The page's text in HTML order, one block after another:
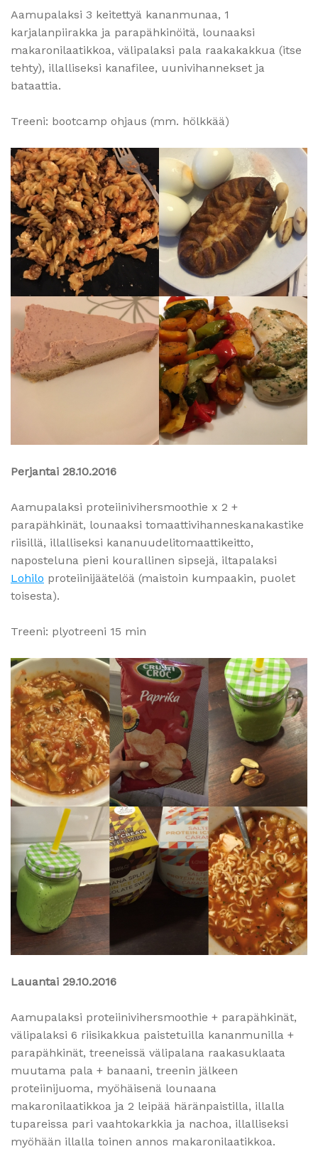
Aamupalaksi 3 keitettyä kananmunaa, 1
karjalanpiirakka ja parapähkinöitä, lounaaksi
makaronilaatikkoa, välipalaksi pala raakakakkua (itse
tehty), illalliseksi kanafilee, uunivihannekset ja
bataattia.
Treeni: bootcamp ohjaus (mm. hölkkää)
Perjantai 28.10.2016
Aamupalaksi proteiinivihersmoothie x 2 +
parapähkinät, lounaaksi tomaattivihanneskanakastike
riisillä, illalliseksi kananuudelitomaattikeitto,
naposteluna pieni kourallinen sipsejä, iltapalaksi
Lohilo proteiinijäätelöä (maistoin kumpaakin, puolet
toisesta).
Treeni: plyotreeni 15 min
Lauantai 29.10.2016
Aamupalaksi proteiinivihersmoothie + parapähkinät,
välipalaksi 6 riisikakkua paistetuilla kananmunilla +
parapähkinät, treeneissä välipalana raakasuklaata
muutama pala + banaani, treenin jälkeen
proteiinijuoma, myöhäisenä lounaana
makaronilaatikkoa ja 2 leipää häränpaistilla, illalla
tupareissa pari vaahtokarkkia ja nachoa, illalliseksi
myöhään illalla toinen annos makaronilaatikkoa.